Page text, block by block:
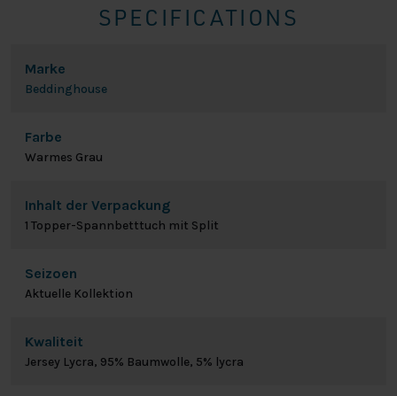
SPECIFICATIONS
Marke
Beddinghouse
Farbe
Warmes Grau
Inhalt der Verpackung
1 Topper-Spannbetttuch mit Split
Seizoen
Aktuelle Kollektion
Kwaliteit
Jersey Lycra, 95% Baumwolle, 5% lycra